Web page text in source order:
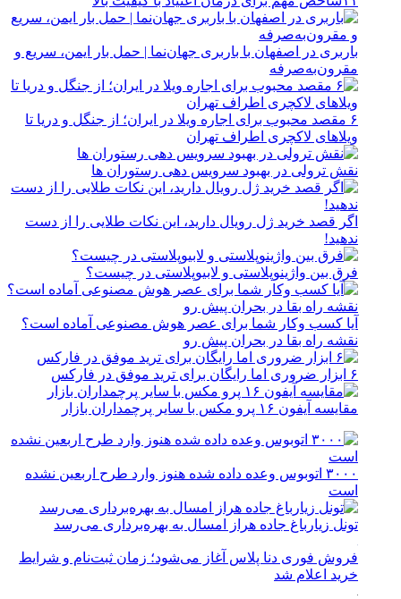
باربری در اصفهان با باربری جهان‌نما | حمل بار ایمن، سریع و
مقرون‌به‌صرفه
۶ مقصد محبوب برای اجاره ویلا در ایران؛ از جنگل و دریا تا
ویلاهای لاکچری اطراف تهران
نقش ترولی در بهبود سرویس دهی رستوران ها
اگر قصد خرید ژل رویال دارید، این نکات طلایی را از دست
ندهید!
فرق بین واژینوپلاستی و لابیوپلاستی در چیست؟
آیا کسب وکار شما برای عصر هوش مصنوعی آماده است؟
نقشه راه بقا در بحران پیش رو
۶ ابزار ضروری اما رایگان برای ترید موفق در فارکس
مقایسه آیفون ۱۶ پرو مکس با سایر پرچمداران بازار
۳۰۰۰ اتوبوس وعده داده شده هنوز وارد طرح اربعین نشده
است
تونل زیارباغ جاده هراز امسال به بهره‌برداری می‌رسد
فروش فوری دنا پلاس آغاز می‌شود؛ زمان ثبت‌نام و شرایط
خرید اعلام شد